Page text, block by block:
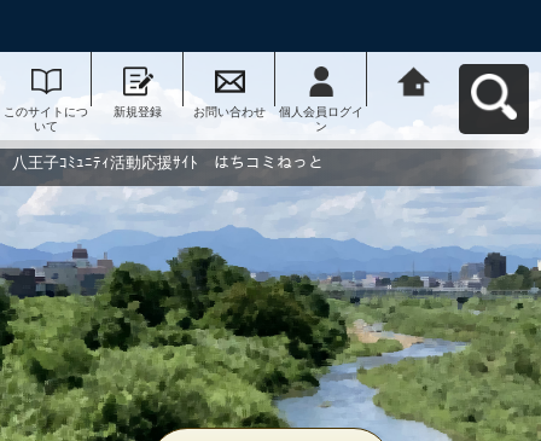
このサイトにつ
いて
新規登録 お問い合わせ
個人会員ログイ
ン
動応援ｻｲﾄ はち
コミねっとへ戻
八王子ｺﾐｭﾆﾃｨ活動応援ｻｲﾄ はちコミねっと